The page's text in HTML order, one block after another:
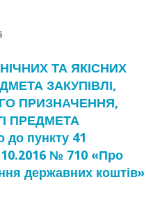
ТА ЯКІСНИХ
ЗАКУПІВЛІ,
ПРИЗНАЧЕННЯ,
ПРЕДМЕТА
до пункту 41
№ 710 «Про
державних коштів»